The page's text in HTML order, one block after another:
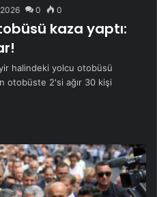
0 0
kaza yaptı:
halindeki yolcu otobüsü
otobüste 2'si ağır 30 kişi